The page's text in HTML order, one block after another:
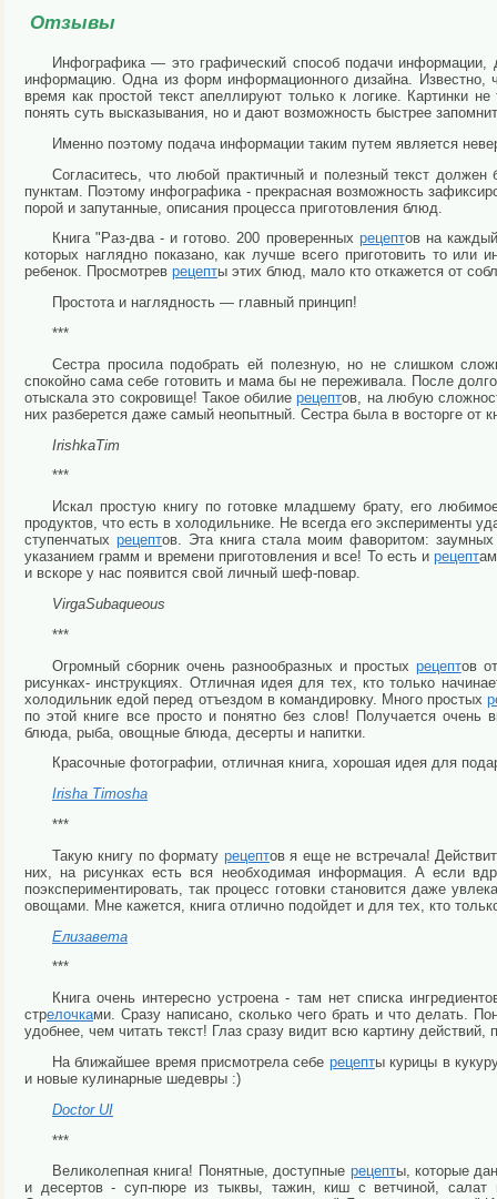
Отзывы
Инфографика — это графический способ подачи информации,
информацию. Одна из форм информационного дизайна. Известно,
время как простой текст апеллируют только к логике. Картинки
понять суть высказывания, но и дают возможность быстрее
Именно поэтому подача информации таким путем является
Согласитесь, что любой практичный и полезный текст
пунктам. Поэтому инфографика - прекрасная возможность
порой и запутанные, описания процесса приготовления блюд.
Книга "Раз-два - и готово. 200 проверенных рецептов на
которых наглядно показано, как лучше всего приготовить то
ребенок. Просмотрев рецепты этих блюд, мало кто откажется от
Простота и наглядность — главный принцип!
***
Сестра просила подобрать ей полезную, но не слишком
спокойно сама себе готовить и мама бы не переживала. После
отыскала это сокровище! Такое обилиерецептов, на любую
них разберется даже самый неопытный. Сестра была в восторге от
IrishkaTim
***
Искал простую книгу по готовке младшему брату, его
продуктов, что есть в холодильнике. Не всегда его эксперименты
ступенчатыхрецептов. Эта книга стала моим фаворитом:
указанием грамм и времени приготовления и все! То есть ирецепт
и вскоре у нас появится свой личный шеф-повар.
VirgaSubaqueous
***
Огромный сборник очень разнообразных и простых рецептов
рисунках- инструкциях. Отличная идея для тех, кто только
холодильник едой перед отъездом в командировку. Много простых
по этой книге все просто и понятно без слов! Получается
блюда, рыба, овощные блюда, десерты и напитки.
Красочные фотографии, отличная книга, хорошая идея для
Irisha Timosha
***
Такую книгу по формату рецептов я еще не встречала!
них, на рисунках есть вся необходимая информация. А если
поэкспериментировать, так процесс готовки становится даже
овощами. Мне кажется, книга отлично подойдет и для тех, кто
Елизавета
***
Книга очень интересно устроена - там нет списка
стрелочками. Сразу написано, сколько чего брать и что делать.
удобнее, чем читать текст! Глаз сразу видит всю картину действий,
На ближайшее время присмотрела себе рецепты курицы в
и новые кулинарные шедевры :)
Doctor UI
***
Великолепная книга! Понятные, доступные рецепты, которые
и десертов - суп-пюре из тыквы, тажин, киш с ветчиной,